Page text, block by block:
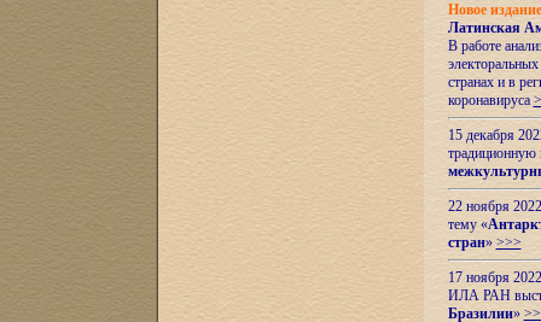
Новое
Латинская
В работе
странах и в
коронавируса
15 декабря
22 ноября
тему «
стран» >>>
17 ноября
ИЛА РАН
Бразилии»